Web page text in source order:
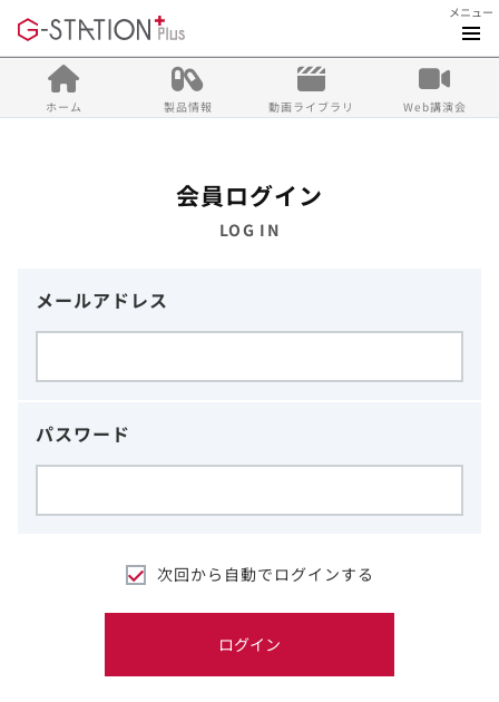
メニュー
ホーム 製品情報 動画ライブラリ Web講演会
会員ログイン
LOG IN
メールアドレス
パスワード
次回から自動でログインする
ログイン